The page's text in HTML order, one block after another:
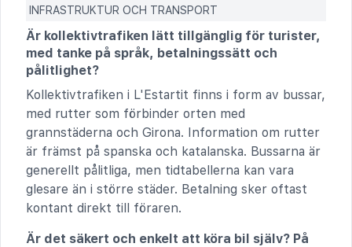
INFRASTRUKTUR OCH TRANSPORT
Är kollektivtrafiken lätt tillgänglig för turister,
med tanke på språk, betalningssätt och
pålitlighet?
Kollektivtrafiken i L'Estartit finns i form av bussar,
med rutter som förbinder orten med
grannstäderna och Girona. Information om rutter
är främst på spanska och katalanska. Bussarna är
generellt pålitliga, men tidtabellerna kan vara
glesare än i större städer. Betalning sker oftast
kontant direkt till föraren.
Är det säkert och enkelt att köra bil själv? På